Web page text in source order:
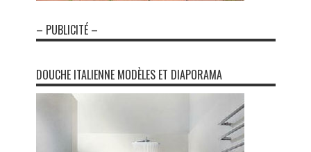
– PUBLICITÉ –
DOUCHE ITALIENNE MODÈLES ET DIAPORAMA